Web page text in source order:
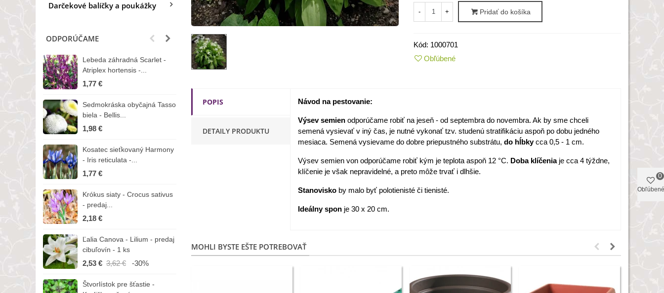
Darčekové balíčky a poukážky
ODPORÚČAME
Lebeda záhradná Scarlet -
Atriplex hortensis -...
1,77 €
Sedmokráska obyčajná Tasso
biela - Bellis...
1,98 €
Kosatec sieťkovaný Harmony
- Iris reticulata -...
1,77 €
Krókus siaty - Crocus sativus
- predaj...
2,18 €
Ľalia Canova - Lilium - predaj
cibuľovín - 1 ks
2,53 € 3,62 € -30%
Štvorlístok pre šťastie -
BIO Kaleráb Dyna - Brassica
oleracea var....
Zornica plnokvetá Amarantia -
7,05 €
Cichorium intybus - predaj...
ružové odtiene - Bellis...
- + Pridať do košíka
Kód: 1000701
Obľúbené
POPIS
DETAILY PRODUKTU
Návod na pestovanie:
Výsev semien odporúčame robiť na jeseň - od septembra do novembra. Ak by sme chceli
semená vysievať v iný čas, je nutné vykonať tzv. studenú stratifikáciu aspoň po dobu jedného
mesiaca. Semená vysievame do dobre priepustného substrátu, do hĺbkycca 0,5 - 1 cm.
Výsev semien von odporúčame robiť kým je teplota aspoň 12 °C. Doba klíčenia je cca 4 týždne,
klíčenie je však nepravidelné, a preto môže trvať i dlhšie.
Stanovisko by malo byť polotienisté či tienisté.
Ideálny spon je 30 x 20 cm.
MOHLI BYSTE EŠTE POTREBOVAŤ
Obľúbené
0